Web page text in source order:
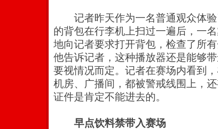
记者昨天作为一名普通观众体验
的背包在行李机上扫过一遍后，一
地向记者要求打开背包，检查了所
他告诉记者，这种播放器还是能够
要视情况而定。记者在赛场内看到
机房、广播间，都被警戒线围上，
证件是肯定不能进去的。
早点饮料禁带入赛场